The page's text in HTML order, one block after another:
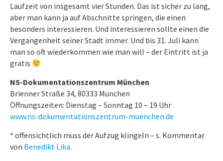
Laufzeit von insgesamt vier Stunden. Das ist sicher zu lang,
aber man kann ja auf Abschnitte springen, die einen
besonders interessieren. Und interessieren sollte einen die
Vergangenheit seiner Stadt immer. Und bis 31. Juli kann
man so oft wiederkommen wie man will – der Eintritt ist ja
gratis
NS-Dokumentationszentrum München
Brienner Straße 34, 80333 München
Öffnungszeiten: Dienstag – Sonntag 10 – 19 Uhr
www.ns-dokumentationszentrum-muenchen.de
* offensichtlich muss der Aufzug klingeln – s. Kommentar
von Benedikt Lika.